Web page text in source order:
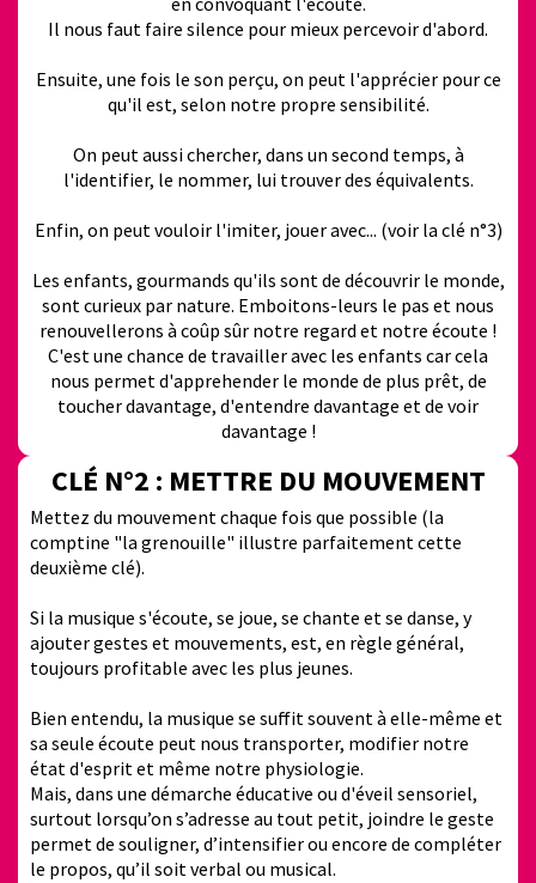
Il nous faut faire silence pour mieux percevoir d'abord.
Ensuite, une fois le son perçu, on peut l'apprécier pour ce
qu'il est, selon notre propre sensibilité.
On peut aussi chercher, dans un second temps, à
l'identifier, le nommer, lui trouver des équivalents.
Enfin, on peut vouloir l'imiter, jouer avec... (voir la clé n°3)
Les enfants, gourmands qu'ils sont de découvrir le monde,
sont curieux par nature. Emboitons-leurs le pas et nous
renouvellerons à coûp sûr notre regard et notre écoute !
C'est une chance de travailler avec les enfants car cela
nous permet d'apprehender le monde de plus prêt, de
toucher davantage, d'entendre davantage et de voir
davantage !
CLÉ N°2 : METTRE DU MOUVEMENT
Mettez du mouvement chaque fois que possible (la
comptine "la grenouille" illustre parfaitement cette
deuxième clé).
Si la musique s'écoute, se joue, se chante et se danse, y
ajouter gestes et mouvements, est, en règle général,
toujours profitable avec les plus jeunes.
Bien entendu, la musique se suffit souvent à elle-même et
sa seule écoute peut nous transporter, modifier notre
état d'esprit et même notre physiologie.
Mais, dans une démarche éducative ou d'éveil sensoriel,
surtout lorsqu’on s’adresse au tout petit, joindre le geste
permet de souligner, d’intensifier ou encore de compléter
le propos, qu’il soit verbal ou musical.